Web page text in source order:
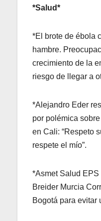
*Salud*
*El brote de ébola
hambre.
crecimiento de la
riesgo de llegar a
*Alejandro Eder
por polémica
en Cali: “Respeto
respete el mío”.
*Asmet Salud
Breider Murcia
Bogotá para evitar